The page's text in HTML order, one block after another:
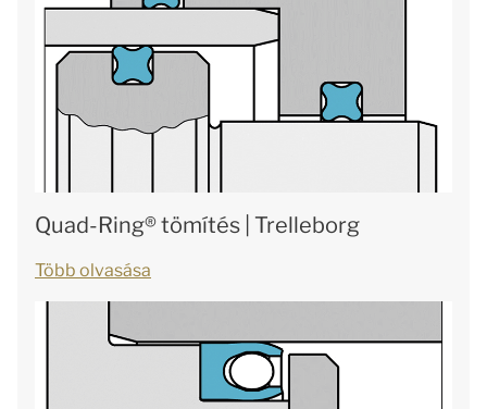
Quad-Ring® tömítés | Trelleborg
Több olvasása